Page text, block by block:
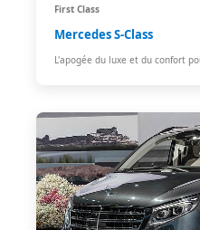
First Class
Mercedes S-Class
L'apogée du luxe et du confort